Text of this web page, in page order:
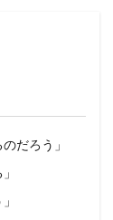
だろう」